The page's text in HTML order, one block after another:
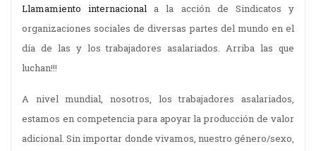
Llamamiento internacional a la acción de Sindicatos y
organizaciones sociales de diversas partes del mundo en el
día de las y los trabajadores asalariados. Arriba las que
luchan!!!
A nivel mundial, nosotros, los trabajadores asalariados,
estamos en competencia para apoyar la producción de valor
adicional. Sin importar donde vivamos, nuestro género/sexo,